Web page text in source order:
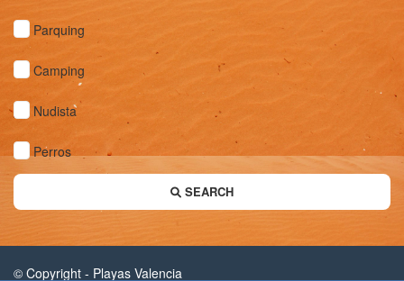
Parquing
Camping
Nudista
Perros
SEARCH
© Copyright - Playas Valencia